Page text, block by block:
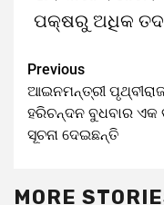
ପକ୍ଷରୁ ଅଧିକ
Previous
ଆଇନମନ୍ତ୍ରୀ
ହରିଚନ୍ଦନ ବୁଧବାର ଏକ
ସୂଚନା ଦେଇଛନ୍ତି
MORE